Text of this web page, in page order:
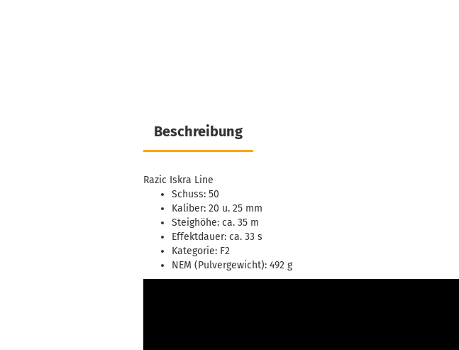
Beschreibung
Razic Iskra Line
Schuss: 50
Kaliber: 20 u. 25 mm
Steighöhe: ca. 35 m
Effektdauer: ca. 33 s
Kategorie: F2
NEM (Pulvergewicht): 492 g